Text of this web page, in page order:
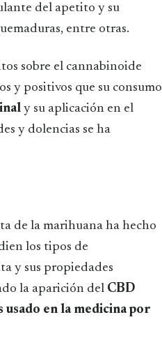
del apetito y su
entre otras.
sobre el cannabinoide
y positivos que su consumo
y su aplicación en el
y dolencias se ha
de la marihuana ha hecho
los tipos de
y sus propiedades
la aparición del CBD
usado en la medicina por